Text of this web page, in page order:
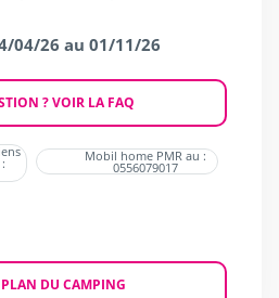
04/26 au 01/11/26
? VOIR LA FAQ
Mobil home PMR au :
0556079017
DU CAMPING